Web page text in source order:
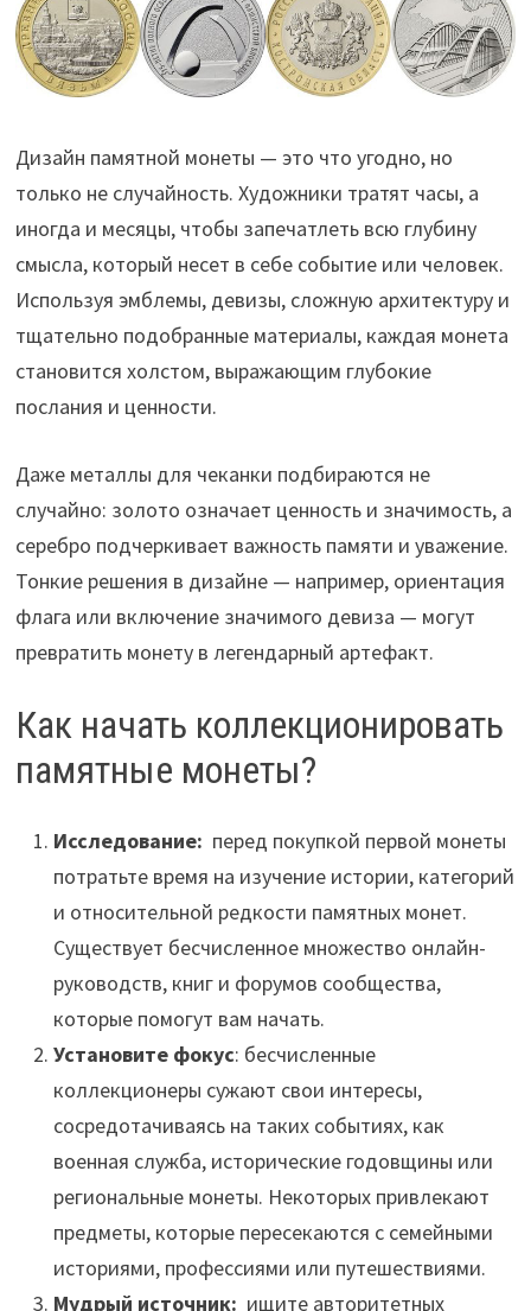
Дизайн памятной монеты — это что угодно, но
только не случайность. Художники тратят часы, а
иногда и месяцы, чтобы запечатлеть всю глубину
смысла, который несет в себе событие или человек.
Используя эмблемы, девизы, сложную архитектуру и
тщательно подобранные материалы, каждая монета
становится холстом, выражающим глубокие
послания и ценности.
Даже металлы для чеканки подбираются не
случайно: золото означает ценность и значимость, а
серебро подчеркивает важность памяти и уважение.
Тонкие решения в дизайне — например, ориентация
флага или включение значимого девиза — могут
превратить монету в легендарный артефакт.
Как начать коллекционировать
памятные монеты?
Исследование: перед покупкой первой монеты
потратьте время на изучение истории, категорий
и относительной редкости памятных монет.
Существует бесчисленное множество онлайн-
руководств, книг и форумов сообщества,
которые помогут вам начать.
Установите фокус: бесчисленные
коллекционеры сужают свои интересы,
сосредотачиваясь на таких событиях, как
военная служба, исторические годовщины или
региональные монеты. Некоторых привлекают
предметы, которые пересекаются с семейными
историями, профессиями или путешествиями.
Мудрый источник: ищите авторитетных